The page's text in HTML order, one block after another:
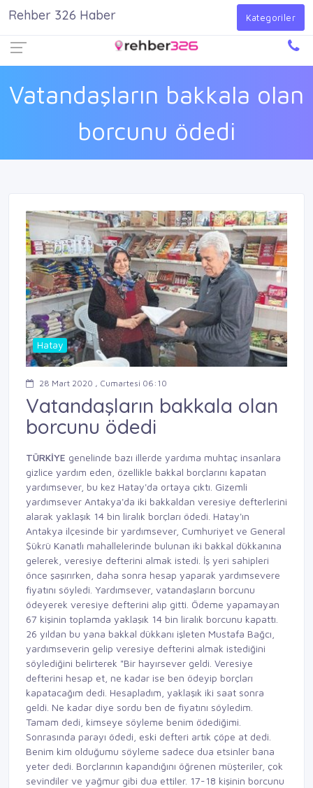
Giriş Yap
Vatandaşların bakkala olan
borcunu ödedi
Rehber 326 Haber Kategoriler
Hatay
28 Mart 2020 , Cumartesi 06:10
Vatandaşların bakkala olan
borcunu ödedi
TÜRKİYE genelinde bazı illerde yardıma muhtaç insanlara
gizlice yardım eden, özellikle bakkal borçlarını kapatan
yardımsever, bu kez Hatay'da ortaya çıktı. Gizemli
yardımsever Antakya'da iki bakkaldan veresiye defterlerini
alarak yaklaşık 14 bin liralık borçları ödedi. Hatay'ın
Antakya ilçesinde bir yardımsever, Cumhuriyet ve General
Şükrü Kanatlı mahallelerinde bulunan iki bakkal dükkanına
gelerek, veresiye defterini almak istedi. İş yeri sahipleri
önce şaşırırken, daha sonra hesap yaparak yardımsevere
fiyatını söyledi. Yardımsever, vatandaşların borcunu
ödeyerek veresiye defterini alıp gitti. Ödeme yapamayan
67 kişinin toplamda yaklaşık 14 bin liralık borcunu kapattı.
26 yıldan bu yana bakkal dükkanı işleten Mustafa Bağcı,
yardımseverin gelip veresiye defterini almak istediğini
söylediğini belirterek "Bir hayırsever geldi. Veresiye
defterini hesap et, ne kadar ise ben ödeyip borçları
kapatacağım dedi. Hesapladım, yaklaşık iki saat sonra
geldi. Ne kadar diye sordu ben de fiyatını söyledim.
Tamam dedi, kimseye söyleme benim ödediğimi.
Sonrasında parayı ödedi, eski defteri artık çöpe at dedi.
Benim kim olduğumu söyleme sadece dua etsinler bana
yeter dedi. Borçlarının kapandığını öğrenen müşteriler, çok
sevindiler ve yağmur gibi dua ettiler. 17-18 kişinin borcunu